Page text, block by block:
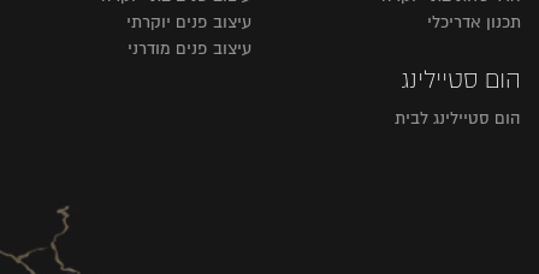
תכנון אדריכלי
עיצוב פנים יוקרתי
עיצוב פנים מודרני
הום סטיילינג
הום סטיילינג לבית